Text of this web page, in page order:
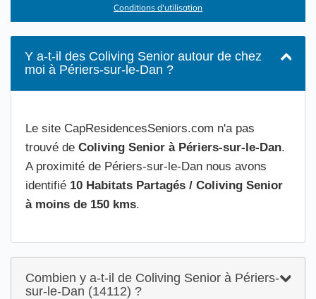
Conditions d'utilisation
Y a-t-il des Coliving Senior autour de chez
moi à Périers-sur-le-Dan ?
Le site CapResidencesSeniors.com n'a pas
trouvé de Coliving Senior à Périers-sur-le-Dan.
A proximité de Périers-sur-le-Dan nous avons
identifié 10 Habitats Partagés / Coliving Senior
à moins de 150 kms.
Combien y a-t-il de Coliving Senior à Périers-
sur-le-Dan (14112) ?